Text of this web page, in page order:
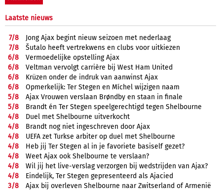
Laatste nieuws
7/8
Jong Ajax begint nieuw seizoen met nederlaag
7/8
Šutalo heeft vertrekwens en clubs voor uitkiezen
6/8
Vermoedelijke opstelling Ajax
6/8
Veltman vervolgt carrière bij West Ham United
6/8
Krüzen onder de indruk van aanwinst Ajax
6/8
Opmerkelijk: Ter Stegen en Míchel wijzigen naam
5/8
Ajax Vrouwen verslaan Brøndby en staan in finale
5/8
Brandt én Ter Stegen speelgerechtigd tegen Shelbourne
4/8
Duel met Shelbourne uitverkocht
4/8
Brandt nog niet ingeschreven door Ajax
4/8
UEFA zet Turkse arbiter op duel met Shelbourne
4/8
Heb jij Ter Stegen al in je favoriete basiself gezet?
4/8
Weet Ajax ook Shelbourne te verslaan?
4/8
Wil jij het live-verslag verzorgen bij wedstrijden van Ajax?
4/8
Eindelijk, Ter Stegen gepresenteerd als Ajacied
3/8
Ajax bij overleven Shelbourne naar Zwitserland of Armenië